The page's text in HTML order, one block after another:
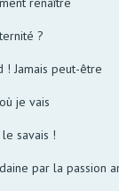
?
Jamais peut-être
je vais
savais !
par la passion